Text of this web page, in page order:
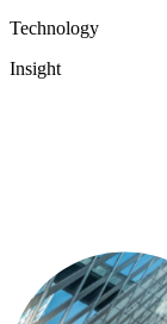
Technology
Insight